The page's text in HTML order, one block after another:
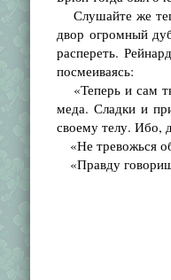
Слушайте же
двор огромный
распереть.
посмеиваясь:
«Теперь и сам
меда. Сладки и
своему телу. Ибо,
«Не тревожься
«Правду